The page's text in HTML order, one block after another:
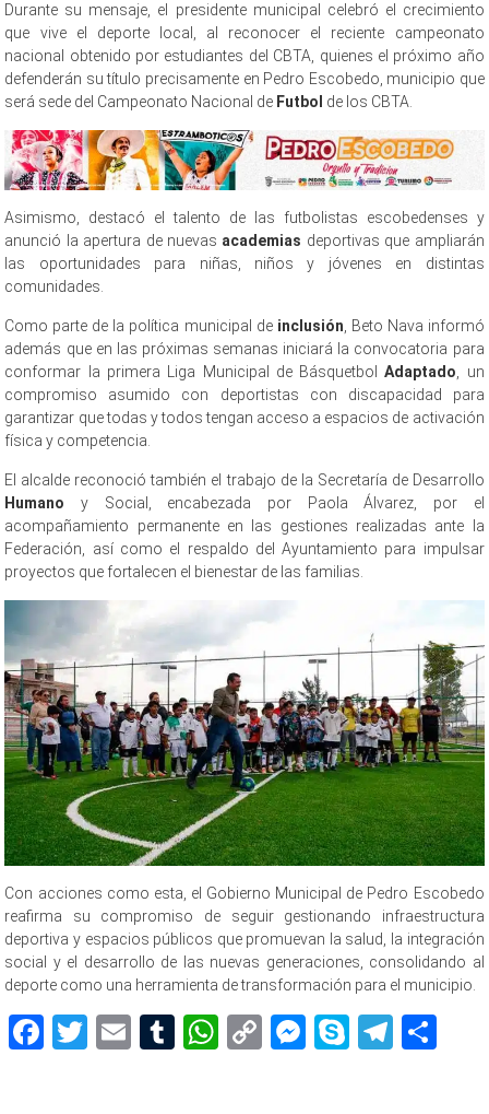
Durante su mensaje, el presidente municipal celebró el crecimiento
que vive el deporte local, al reconocer el reciente campeonato
nacional obtenido por estudiantes del CBTA, quienes el próximo año
defenderán su título precisamente en Pedro Escobedo, municipio que
será sede del Campeonato Nacional de Futbol de los CBTA.
Asimismo, destacó el talento de las futbolistas escobedenses y
anunció la apertura de nuevas academias deportivas que ampliarán
las oportunidades para niñas, niños y jóvenes en distintas
comunidades.
Como parte de la política municipal de inclusión , Beto Nava informó
además que en las próximas semanas iniciará la convocatoria para
conformar la primera Liga Municipal de BásquetbolAdaptado , un
compromiso asumido con deportistas con discapacidad para
garantizar que todas y todos tengan acceso a espacios de activación
física y competencia.
El alcalde reconoció también el trabajo de la Secretaría de Desarrollo
Humano y Social, encabezada por Paola Álvarez, por el
acompañamiento permanente en las gestiones realizadas ante la
Federación, así como el respaldo del Ayuntamiento para impulsar
proyectos que fortalecen el bienestar de las familias.
Con acciones como esta, el Gobierno Municipal de Pedro Escobedo
reafirma su compromiso de seguir gestionando infraestructura
deportiva y espacios públicos que promuevan la salud, la integración
social y el desarrollo de las nuevas generaciones, consolidando al
deporte como una herramienta de transformación para el municipio.
Facebook
Twitter
EmailTumblr
WhatsApp
CopyMessenger
Skype